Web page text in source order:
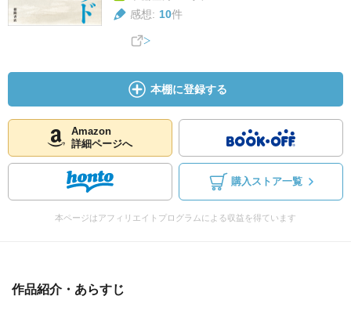
感想: 10件
本棚に登録する
Amazon
詳細ページへ
購入ストア一覧
本ページはアフィリエイトプログラムによる収益を得ています
作品紹介・あらすじ